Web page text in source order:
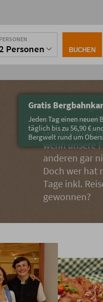
Gratis
Jeden Tag einen neuen
täglich bis zu 56,90 €
Bergwelt rund um
PERSONEN
Personen BUCHEN
Wir sind
unserem
Gewinnspiel
wenn unsere
anderen gar
Doch wer hat
Tage inkl.
gewonnen?